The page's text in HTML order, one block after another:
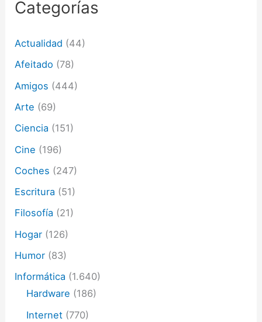
r
e
e
c
r
n
c
o
Categorías
Actualidad (44)
Afeitado (78)
Amigos (444)
Arte (69)
Ciencia (151)
Cine (196)
Coches (247)
Escritura (51)
Filosofía (21)
Hogar (126)
Humor (83)
Informática (1.640)
Hardware (186)
Internet (770)